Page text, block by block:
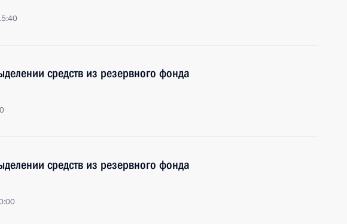
средств из резервного фонда
средств из резервного фонда